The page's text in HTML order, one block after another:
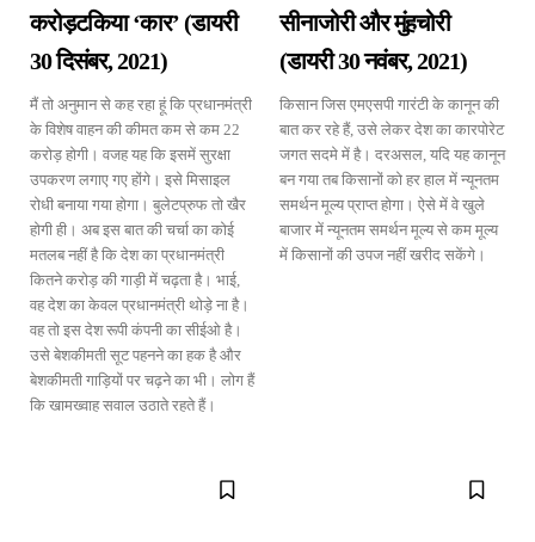
करोड़टकिया ‘कार’ (डायरी
30 दिसंबर, 2021)
मैं तो अनुमान से कह रहा हूं कि प्रधानमंत्री
के विशेष वाहन की कीमत कम से कम 22
करोड़ होगी। वजह यह कि इसमें सुरक्षा
उपकरण लगाए गए होंगे। इसे मिसाइल
रोधी बनाया गया होगा। बुलेटप्रुफ तो खैर
होगी ही। अब इस बात की चर्चा का कोई
मतलब नहीं है कि देश का प्रधानमंत्री
कितने करोड़ की गाड़ी में चढ़ता है। भाई,
वह देश का केवल प्रधानमंत्री थोड़े ना है।
वह तो इस देश रूपी कंपनी का सीईओ है।
उसे बेशकीमती सूट पहनने का हक है और
बेशकीमती गाड़ियों पर चढ़ने का भी। लोग हैं
कि खामख्वाह सवाल उठाते रहते हैं।
सीनाजोरी और मुंहचोरी
(डायरी 30 नवंबर, 2021)
किसान जिस एमएसपी गारंटी के कानून की
बात कर रहे हैं, उसे लेकर देश का कारपोरेट
जगत सदमे में है। दरअसल, यदि यह कानून
बन गया तब किसानों को हर हाल में न्यूनतम
समर्थन मूल्य प्राप्त होगा। ऐसे में वे खुले
बाजार में न्यूनतम समर्थन मूल्य से कम मूल्य
में किसानों की उपज नहीं खरीद सकेंगे।